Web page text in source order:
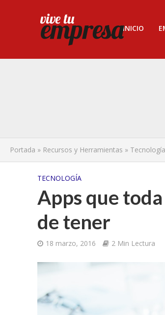
INICIO
Portada » Recursos y Herramientas » Tecnología
TECNOLOGÍA
Apps que
de tener
18 marzo, 2016 2 Min Lectura